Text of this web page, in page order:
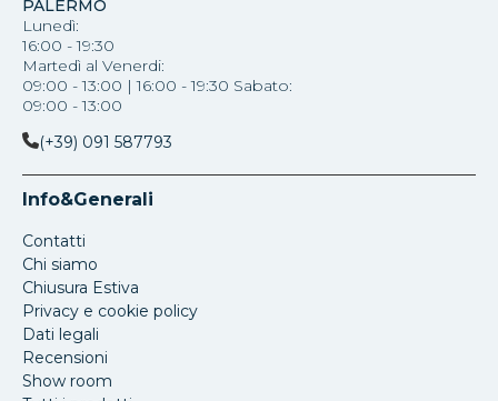
PALERMO
Lunedì:
16:00 - 19:30
Martedì al Venerdi:
09:00 - 13:00 | 16:00 - 19:30 Sabato:
09:00 - 13:00
(+39) 091 587793
Info&Generali
Contatti
Chi siamo
Chiusura Estiva
Privacy e cookie policy
Dati legali
Recensioni
Show room